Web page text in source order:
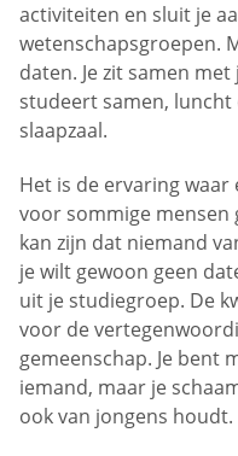
activiteiten en sluit je
wetenschapsgroepen.
daten. Je zit samen
studeert samen, luncht
slaapzaal.
Het is de ervaring
voor sommige mensen
kan zijn dat niemand
je wilt gewoon geen
uit je studiegroep. De
voor de
gemeenschap. Je bent
iemand, maar je
ook van jongens houdt.